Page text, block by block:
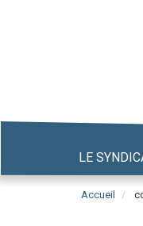
LE
Accueil